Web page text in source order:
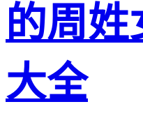
的周姓
大全